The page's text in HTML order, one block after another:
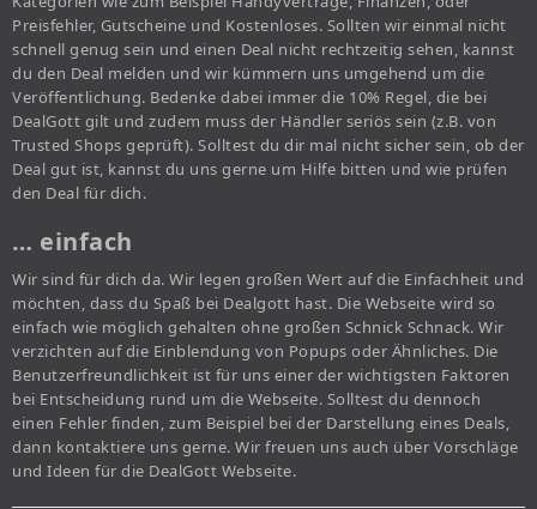
Preisfehler, Gutscheine und Kostenloses. Sollten wir einmal nicht
schnell genug sein und einen Deal nicht rechtzeitig sehen, kannst
du den Deal melden und wir kümmern uns umgehend um die
Veröffentlichung. Bedenke dabei immer die 10% Regel, die bei
DealGott gilt und zudem muss der Händler seriös sein (z.B. von
Trusted Shops geprüft). Solltest du dir mal nicht sicher sein, ob der
Deal gut ist, kannst du uns gerne um Hilfe bitten und wie prüfen
den Deal für dich.
… einfach
Wir sind für dich da. Wir legen großen Wert auf die Einfachheit und
möchten, dass du Spaß bei Dealgott hast. Die Webseite wird so
einfach wie möglich gehalten ohne großen Schnick Schnack. Wir
verzichten auf die Einblendung von Popups oder Ähnliches. Die
Benutzerfreundlichkeit ist für uns einer der wichtigsten Faktoren
bei Entscheidung rund um die Webseite. Solltest du dennoch
einen Fehler finden, zum Beispiel bei der Darstellung eines Deals,
dann kontaktiere uns gerne. Wir freuen uns auch über Vorschläge
und Ideen für die DealGott Webseite.